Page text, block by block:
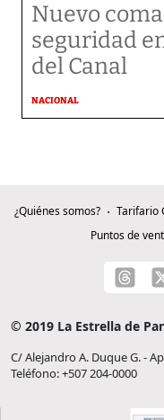
Nuevo
seguridad
del Canal
NACIONAL
¿Quiénes somos? Tarifario
Puntos de
© 2019 La Estrella de
C/ Alejandro A. Duque G. -
Teléfono: +507 204-0000